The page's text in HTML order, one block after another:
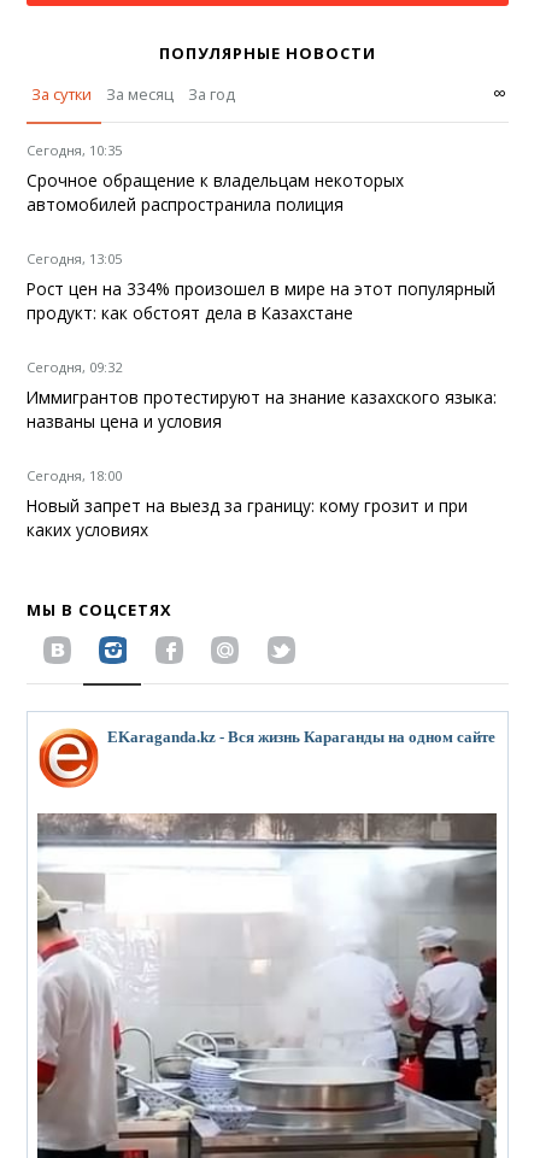
ПОПУЛЯРНЫЕ НОВОСТИ
За сутки
За месяц За год ∞
Сегодня, 10:35
Срочное обращение к владельцам некоторых
автомобилей распространила полиция
Сегодня, 13:05
Рост цен на 334% произошел в мире на этот популярный
продукт: как обстоят дела в Казахстане
Сегодня, 09:32
Иммигрантов протестируют на знание казахского языка:
названы цена и условия
Сегодня, 18:00
Новый запрет на выезд за границу: кому грозит и при
каких условиях
МЫ В СОЦСЕТЯХ
EKaraganda.kz - Вся жизнь Караганды на одном сайте